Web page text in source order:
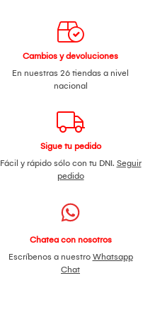
Cambios y devoluciones
En nuestras 26 tiendas a nivel
nacional
Sigue tu pedido
Fácil y rápido sólo con tu DNI. Seguir
pedido
Chatea con nosotros
Escríbenos a nuestro Whatsapp
Chat